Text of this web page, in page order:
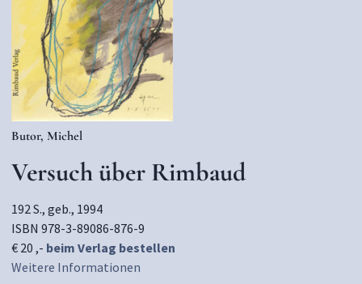
Butor, Michel
Versuch über Rimbaud
192 S., geb., 1994
ISBN 978-3-89086-876-9
€ 20 ,- beim Verlag bestellen
Weitere Informationen